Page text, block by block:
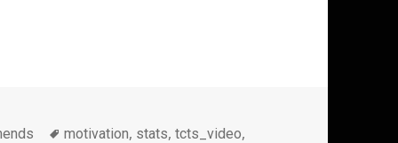
Метки
motivation, stats,tcts_video,